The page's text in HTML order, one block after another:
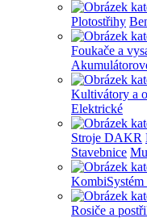
Plotostřihy
Foukače a
Kultivátory a
Elektrické
Stroje DAKR
Stavebnice
Rosiče a